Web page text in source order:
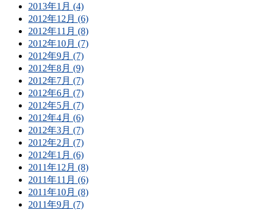
2013年1月 (4)
2012年12月 (6)
2012年11月 (8)
2012年10月 (7)
2012年9月 (7)
2012年8月 (9)
2012年7月 (7)
2012年6月 (7)
2012年5月 (7)
2012年4月 (6)
2012年3月 (7)
2012年2月 (7)
2012年1月 (6)
2011年12月 (8)
2011年11月 (6)
2011年10月 (8)
2011年9月 (7)